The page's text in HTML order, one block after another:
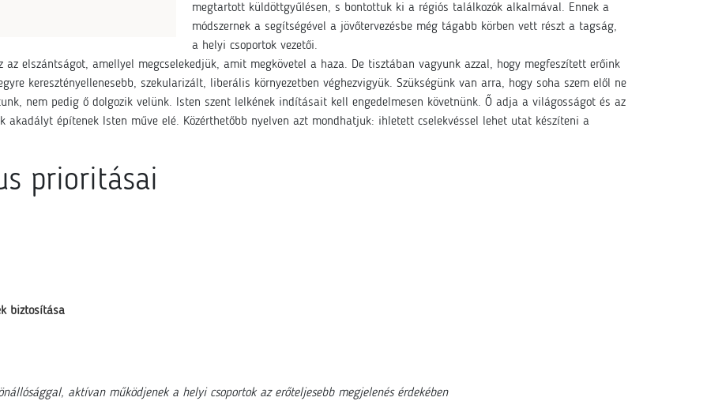
megtartott küldöttgyűlésen, s bontottuk ki a régiós találkozók alkalmával. Ennek a
módszernek a segítségével a jövőtervezésbe még tágabb körben vett részt a tagság,
a helyi csoportok vezetői.
az elszántságot, amellyel megcselekedjük, amit megkövetel a haza. De tisztában vagyunk azzal, hogy megfeszített erőink
keresztényellenesebb, szekularizált, liberális környezetben véghezvigyük. Szükségünk van arra, hogy soha szem elől ne
nem pedig ő dolgozik velünk. Isten szent lelkének indításait kell engedelmesen követnünk. Ő adja a világosságot és az
építenek Isten műve elé. Közérthetőbb nyelven azt mondhatjuk: ihletett cselekvéssel lehet utat készíteni a
prioritásai
biztosítása
aktívan működjenek a helyi csoportok az erőteljesebb megjelenés érdekében